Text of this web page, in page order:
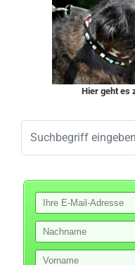
Hier geht es